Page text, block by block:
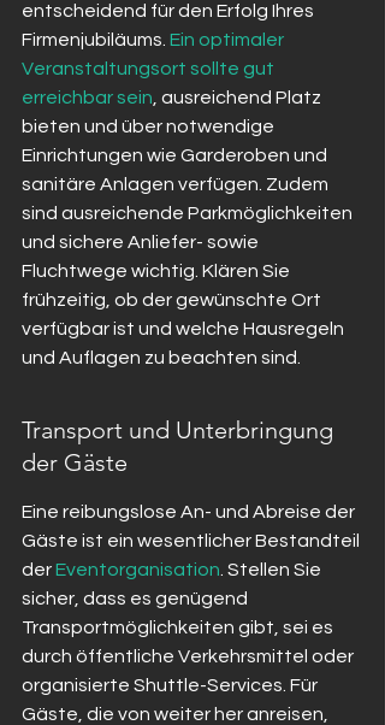
entscheidend für den Erfolg Ihres
Firmenjubiläums. Ein optimaler
Veranstaltungsort sollte gut
erreichbar sein , ausreichend Platz
bieten und über notwendige
Einrichtungen wie Garderoben und
sanitäre Anlagen verfügen. Zudem
sind ausreichende Parkmöglichkeiten
und sichere Anliefer- sowie
Fluchtwege wichtig. Klären Sie
frühzeitig, ob der gewünschte Ort
verfügbar ist und welche Hausregeln
und Auflagen zu beachten sind.
Transport und Unterbringung
der Gäste
Eine reibungslose An- und Abreise der
Gäste ist ein wesentlicher Bestandteil
der Eventorganisation . Stellen Sie
sicher, dass es genügend
Transportmöglichkeiten gibt, sei es
durch öffentliche Verkehrsmittel oder
organisierte Shuttle-Services. Für
Gäste, die von weiter her anreisen,